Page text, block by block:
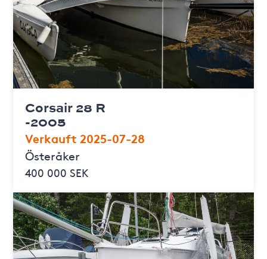
Corsair 28 R
-2005
Verkauft 2025-07-28
Österåker
400 000 SEK